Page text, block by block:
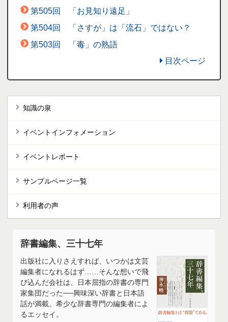
第505回 「お見知り遠足」
第504回 「さすが」は「流石」ではない？
第503回 「毒」の熟語
目次ページ
知識の泉
イベントインフォメーション
イベントレポート
サンプルページ一覧
利用者の声
辞書編集、三十七年
出版社に入りさえすれば、いつかは文芸
編集者になれるはず……そんな想いで飛
び込んだ会社は、日本屈指の辞書の専門
家集団だった──興味深い辞書と日本語
話が満載。希少な辞書専門の編集者によ
るエッセイ。